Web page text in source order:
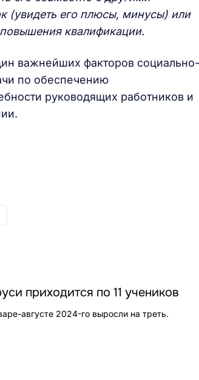
(увидеть его плюсы, минусы) или
квалификации.
важнейших факторов социально-
по обеспечению
руководящих работников и
приходится по 11 учеников
августе 2024-го выросли на треть.